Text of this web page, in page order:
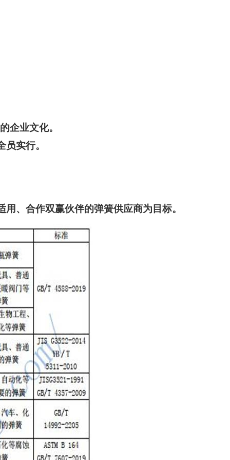
的企业文化。
员实行。
、 合作双赢伙伴的弹簧供应商为目标。